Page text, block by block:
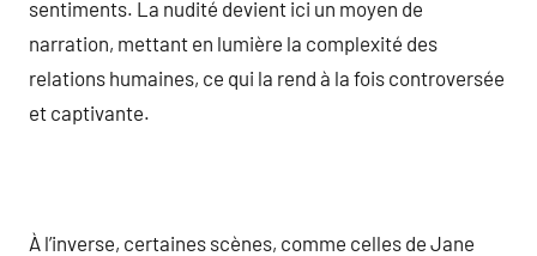
sentiments. La nudité devient ici un moyen de
narration, mettant en lumière la complexité des
relations humaines, ce qui la rend à la fois controversée
et captivante.
À l’inverse, certaines scènes, comme celles de Jane